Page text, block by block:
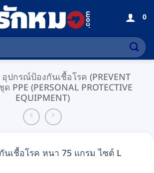
0
อุปกรณ์ป้องกันเชื้อโรค (PREVENT
ด PPE (PERSONAL PROTECTIVE
EQUIPMENT)